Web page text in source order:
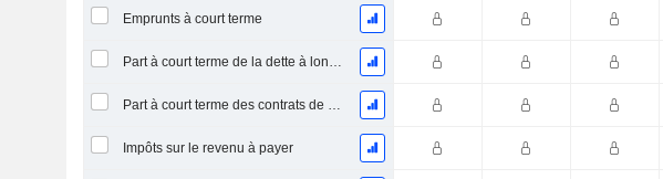
Emprunts à court terme
Part à court terme de la dette à long terme
Part à court terme des contrats de location
Impôts sur le revenu à payer